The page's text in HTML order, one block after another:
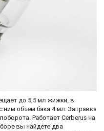
до 5,5 мл жижки, в
ним объем бака 4 мл. Заправка
Работает Cerberus на
вы найдете два